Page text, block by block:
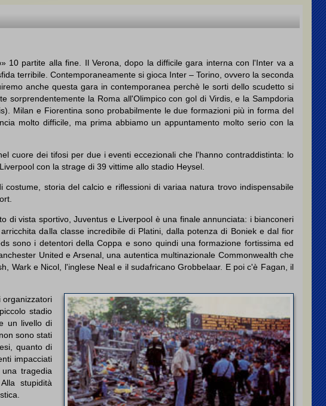
10 partite alla fine. Il Verona, dopo la difficile gara interna con l'Inter va a
terribile. Contemporaneamente si gioca Inter – Torino, ovvero la seconda
anche questa gara in contemporanea perchè le sorti dello scudetto si
sorprendentemente la Roma all'Olimpico con gol di Virdis, e la Sampdoria
Milan e Fiorentina sono probabilmente le due formazioni più in forma del
molto difficile, ma prima abbiamo un appuntamento molto serio con la
cuore dei tifosi per due i eventi eccezionali che l'hanno contraddistinta: lo
con la strage di 39 vittime allo stadio Heysel.
storia del calcio e riflessioni di variaa natura trovo indispensabile
di vista sportivo, Juventus e Liverpool è una finale annunciata: i bianconeri
dalla classe incredibile di Platini, dalla potenza di Boniek e dal fior
sono i detentori della Coppa e sono quindi una formazione fortissima ed
United e Arsenal, una autentica multinazionale Commonwealth che
Wark e Nicol, l'inglese Neal e il sudafricano Grobbelaar. E poi c'è Fagan, il
stadio
un livello di
sono stati
quanto di
impacciati
tragedia
stupidità